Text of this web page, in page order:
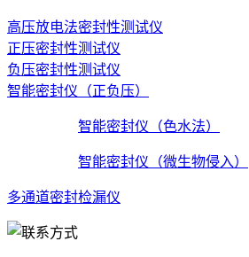
高压放电法密封性测试仪
正压密封性测试仪
负压密封性测试仪
智能密封仪（正负压）
智能密封仪（色水法）
智能密封仪（微生物侵入）
多通道密封检漏仪